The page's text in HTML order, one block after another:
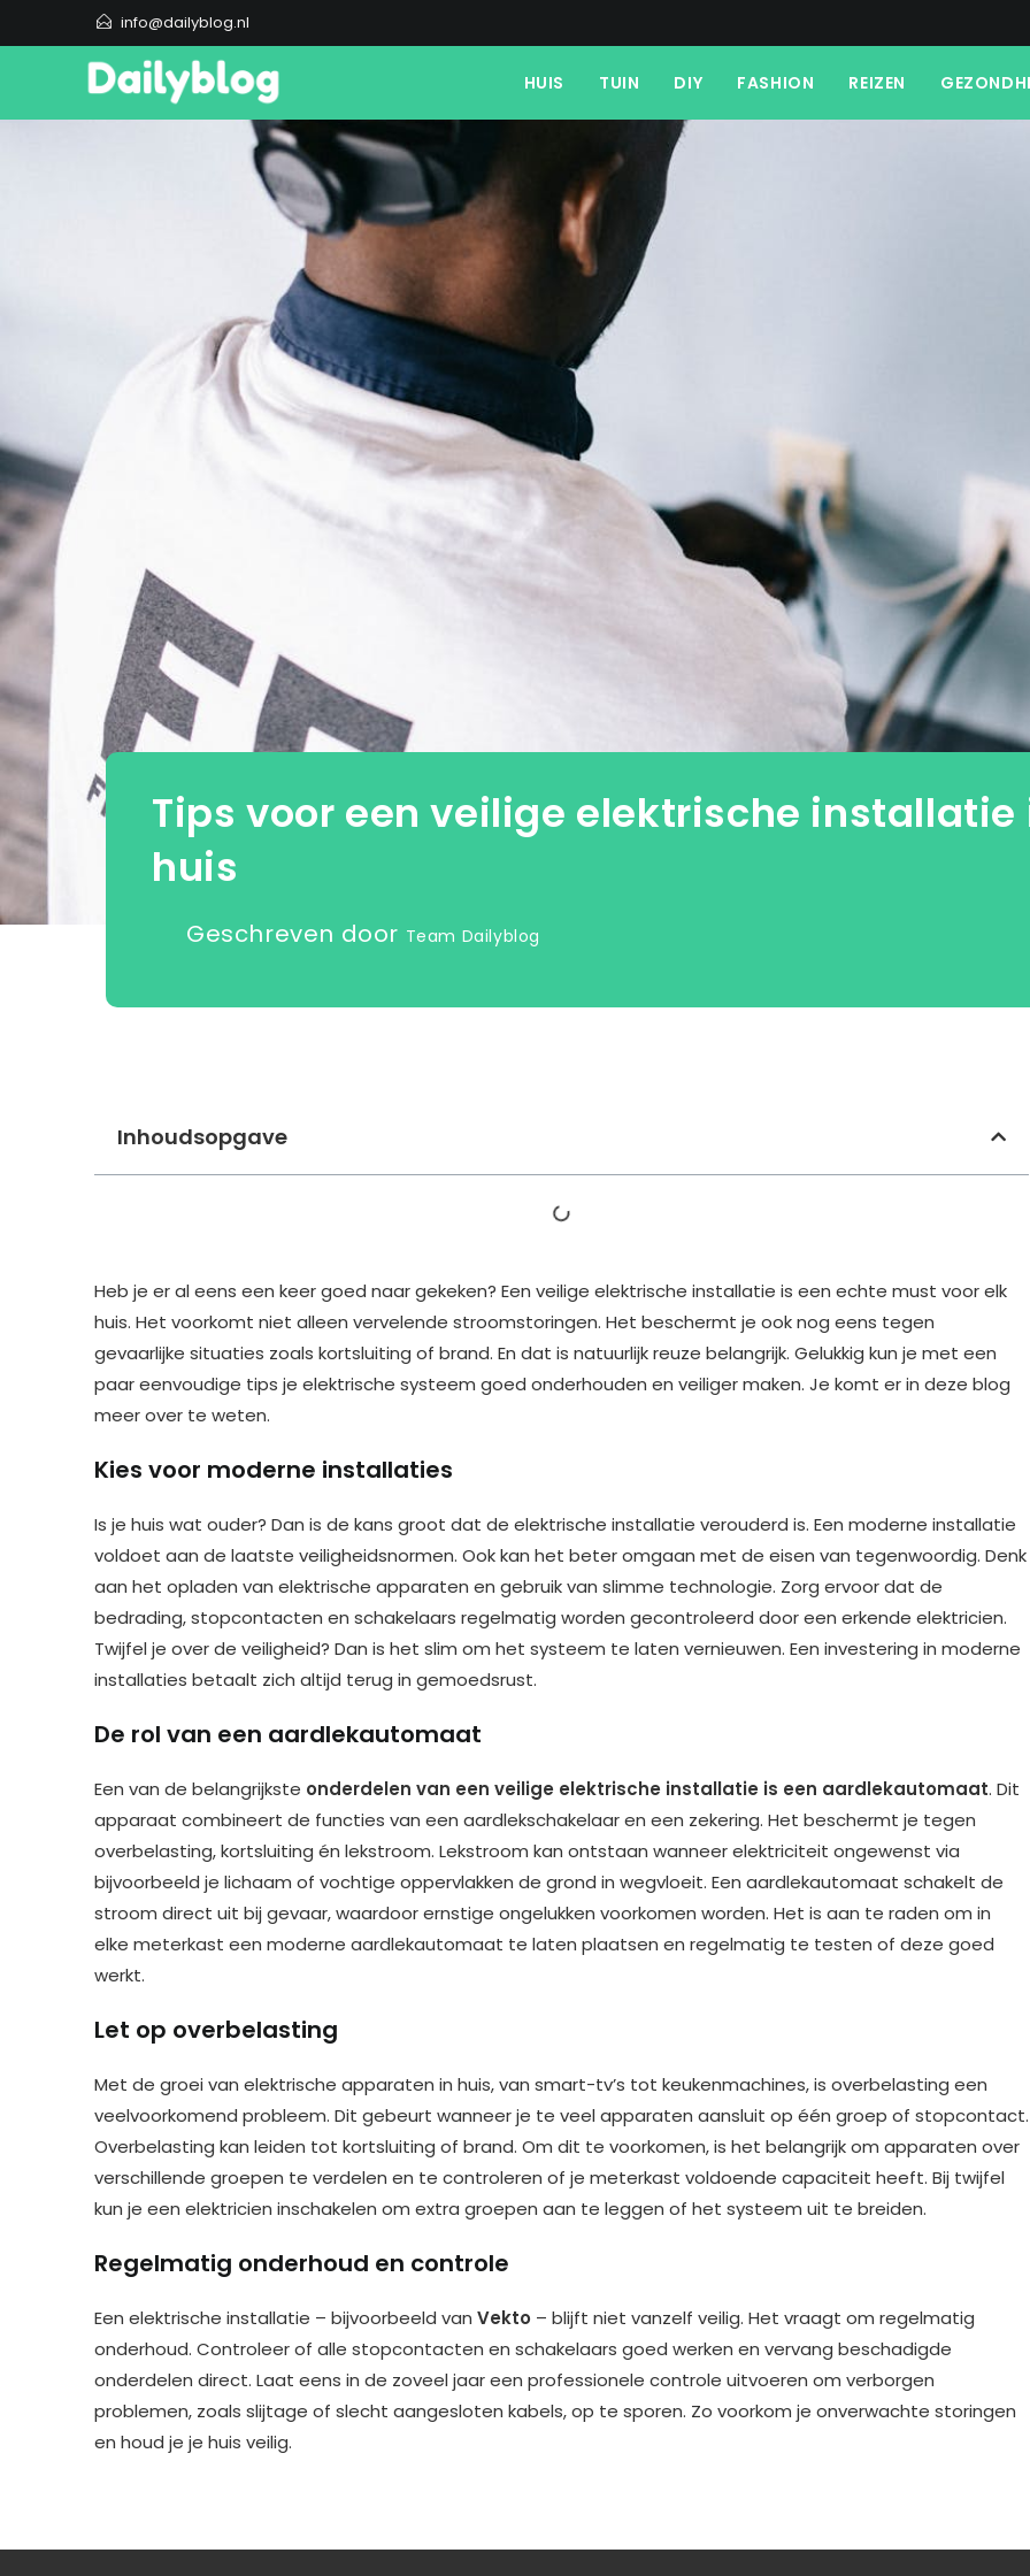
info@dailyblog.nl
HUIS TUIN DIY FASHION REIZEN
Tips voor een veilige elektrische installatie
huis
Geschreven door Team Dailyblog
Inhoudsopgave
Heb je er al eens een keer goed naar gekeken? Een veilige elektrische installatie is een echte must voor elk
huis. Het voorkomt niet alleen vervelende stroomstoringen. Het beschermt je ook nog eens tegen
gevaarlijke situaties zoals kortsluiting of brand. En dat is natuurlijk reuze belangrijk. Gelukkig kun je met een
paar eenvoudige tips je elektrische systeem goed onderhouden en veiliger maken. Je komt er in deze blog
meer over te weten.
Kies voor moderne installaties
Is je huis wat ouder? Dan is de kans groot dat de elektrische installatie verouderd is. Een moderne installatie
voldoet aan de laatste veiligheidsnormen. Ook kan het beter omgaan met de eisen van tegenwoordig. Denk
aan het opladen van elektrische apparaten en gebruik van slimme technologie. Zorg ervoor dat de
bedrading, stopcontacten en schakelaars regelmatig worden gecontroleerd door een erkende elektricien.
Twijfel je over de veiligheid? Dan is het slim om het systeem te laten vernieuwen. Een investering in moderne
installaties betaalt zich altijd terug in gemoedsrust.
De rol van een aardlekautomaat
Een van de belangrijkste onderdelen van een veilige elektrische installatie is een aardlekautomaat. Dit
apparaat combineert de functies van een aardlekschakelaar en een zekering. Het beschermt je tegen
overbelasting, kortsluiting én lekstroom. Lekstroom kan ontstaan wanneer elektriciteit ongewenst via
bijvoorbeeld je lichaam of vochtige oppervlakken de grond in wegvloeit. Een aardlekautomaat schakelt de
stroom direct uit bij gevaar, waardoor ernstige ongelukken voorkomen worden. Het is aan te raden om in
elke meterkast een moderne aardlekautomaat te laten plaatsen en regelmatig te testen of deze goed
werkt.
Let op overbelasting
Met de groei van elektrische apparaten in huis, van smart-tv’s tot keukenmachines, is overbelasting een
veelvoorkomend probleem. Dit gebeurt wanneer je te veel apparaten aansluit op één groep of stopcontact.
Overbelasting kan leiden tot kortsluiting of brand. Om dit te voorkomen, is het belangrijk om apparaten over
verschillende groepen te verdelen en te controleren of je meterkast voldoende capaciteit heeft. Bij twijfel
kun je een elektricien inschakelen om extra groepen aan te leggen of het systeem uit te breiden.
Regelmatig onderhoud en controle
Een elektrische installatie – bijvoorbeeld van Vekto – blijft niet vanzelf veilig. Het vraagt om regelmatig
onderhoud. Controleer of alle stopcontacten en schakelaars goed werken en vervang beschadigde
onderdelen direct. Laat eens in de zoveel jaar een professionele controle uitvoeren om verborgen
problemen, zoals slijtage of slecht aangesloten kabels, op te sporen. Zo voorkom je onverwachte storingen
en houd je je huis veilig.